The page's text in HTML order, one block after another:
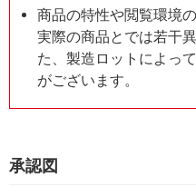
商品の特性や閲覧環境
実際の商品とでは若干
た、製造ロットによっ
がございます。
承認図